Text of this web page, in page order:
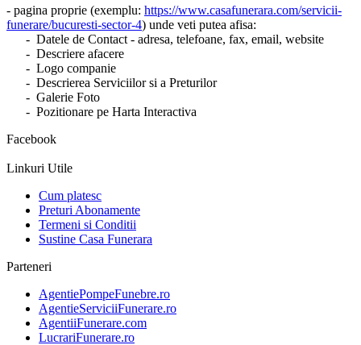
- pagina proprie (exemplu: https://www.casafunerara.com/servicii-
funerare/bucuresti-sector-4) unde veti putea afisa:
- Datele de Contact - adresa, telefoane, fax, email, website
- Descriere afacere
- Logo companie
- Descrierea Serviciilor si a Preturilor
- Galerie Foto
- Pozitionare pe Harta Interactiva
Facebook
Linkuri Utile
Cum platesc
Preturi Abonamente
Termeni si Conditii
Sustine Casa Funerara
Parteneri
AgentiePompeFunebre.ro
AgentieServiciiFunerare.ro
AgentiiFunerare.com
LucrariFunerare.ro